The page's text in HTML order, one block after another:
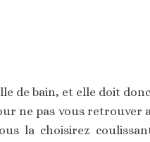
de bain, et elle doit
ne pas vous retrouver
la choisirez